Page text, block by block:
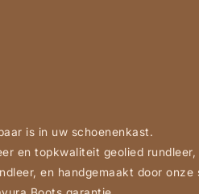
is in uw schoenenkast.
en topkwaliteit geolied
en handgemaakt door